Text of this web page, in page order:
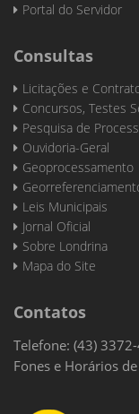
Portal do Servidor
Consultas
Licitações e
Concursos, Testes
Pesquisa de
Ouvidoria-Geral
Geoprocessamento
Leis Municipais
Jornal Oficial
Sobre Londrina
Mapa do Site
Contatos
Telefone: (43)
Fones e Horários